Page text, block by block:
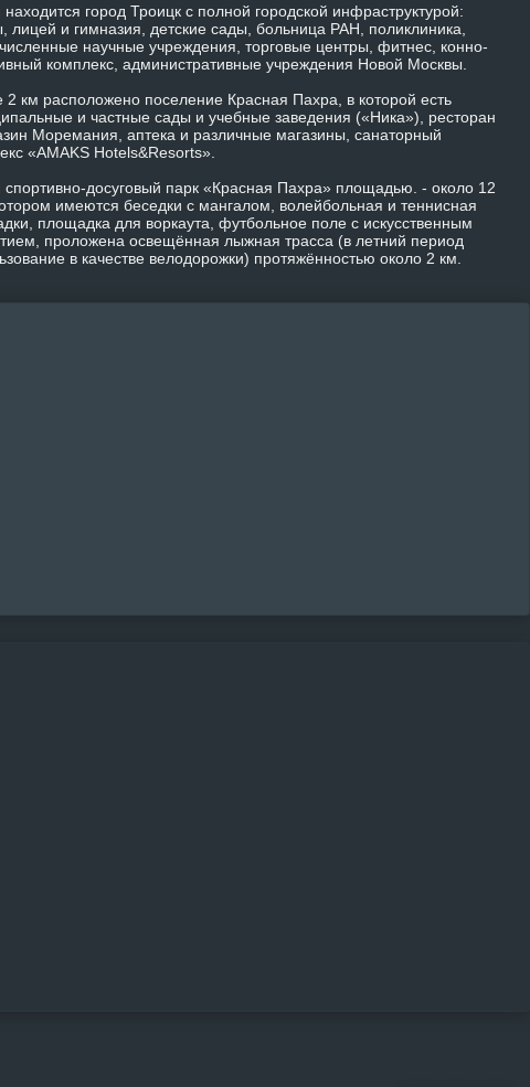
город Троицк с полной городской инфраструктурой:
лицей и гимназия, детские сады, больница РАН, поликлиника,
научные учреждения, торговые центры, фитнес, конно-
комплекс, административные учреждения Новой Москвы.
2 км расположено поселение Красная Пахра, в которой есть
и частные сады и учебные заведения («Ника»), ресторан
Моремания, аптека и различные магазины, санаторный
«AMAKS Hotels&Resorts».
спортивно-досуговый парк «Красная Пахра» площадью. - около 12
имеются беседки с мангалом, волейбольная и теннисная
площадка для воркаута, футбольное поле с искусственным
проложена освещённая лыжная трасса (в летний период
в качестве велодорожки) протяжённостью около 2 км.